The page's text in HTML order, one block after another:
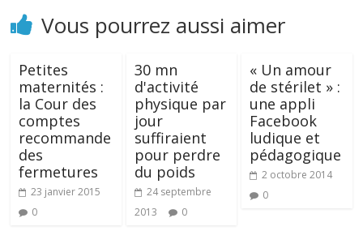
Vous pourrez aussi aimer
Petites
maternités :
la Cour des
comptes
recommande
des
fermetures
23 janvier 2015
0
30 mn
d'activité
physique par
jour
suffiraient
pour perdre
du poids
24 septembre
2013
0
« Un amour
de stérilet » :
une appli
Facebook
ludique et
pédagogique
2 octobre 2014
0